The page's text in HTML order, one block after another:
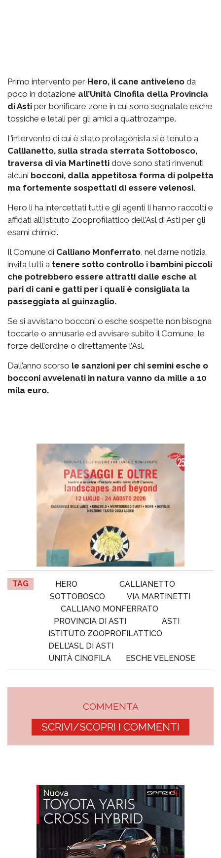
Primo intervento per Hero, il cane antiveleno da
poco in dotazione all’Unità Cinofila della Provincia
di Asti per bonificare zone in cui sono segnalate esche
tossiche e letali per gli amici a quattrozampe.
L’intervento di cui è stato protagonista si è tenuto a
Callianetto, sulla strada sterrata Sottobosco,
traversa di via Martinetti dove sono stati rinvenuti
alcuni bocconi, dalla appetitosa forma di polpetta
ma fortemente sospettati di essere velenosi.
Hero li ha intercettati tutti e gli agenti li hanno raccolti e
affidati all’Istituto Zooprofilattico dell’Asl di Asti per gli
esami chimici.
Il Comune di Calliano Monferrato, nel darne notizia,
invita tutti a tenere sotto controllo i bambini piccoli
che potrebbero essere attratti dalle esche al
pari di cani e gatti per i quali è consigliata la
passeggiata al guinzaglio.
Se si avvistano bocconi o esche sospette non bisogna
toccarle o annusarle ed avvisare subito il Comune, le
forze dell’ordine o direttamente l’Asl.
Dall’anno scorso le sanzioni per chi semini esche o
bocconi avvelenati in natura vanno da mille a 10
mila euro.
TAG HERO
CALLIANETTO
SOTTOBOSCO
VIA MARTINETTI
CALLIANO MONFERRATO
PROVINCIA DI ASTI
ASTI
ISTITUTO ZOOPROFILATTICO
DELL’ASL DI ASTI
UNITÀ CINOFILA
ESCHE VELENOSE
COMMENTA
SCRIVI/SCOPRI I COMMENTI